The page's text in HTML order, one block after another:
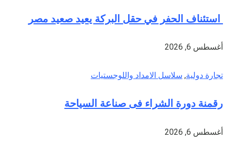
استئناف الحفر في حقل البركة يعيد صعيد مصر
أغسطس 6, 2026
تجارة دولية, سلاسل الامداد واللوجستيات
رقمنة دورة الشراء فى صناعة السياحة
أغسطس 6, 2026